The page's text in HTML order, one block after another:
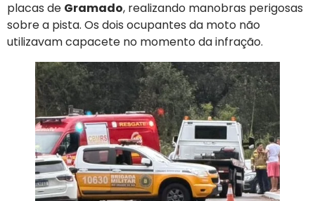
placas de Gramado, realizando manobras perigosas
sobre a pista. Os dois ocupantes da moto não
utilizavam capacete no momento da infração.